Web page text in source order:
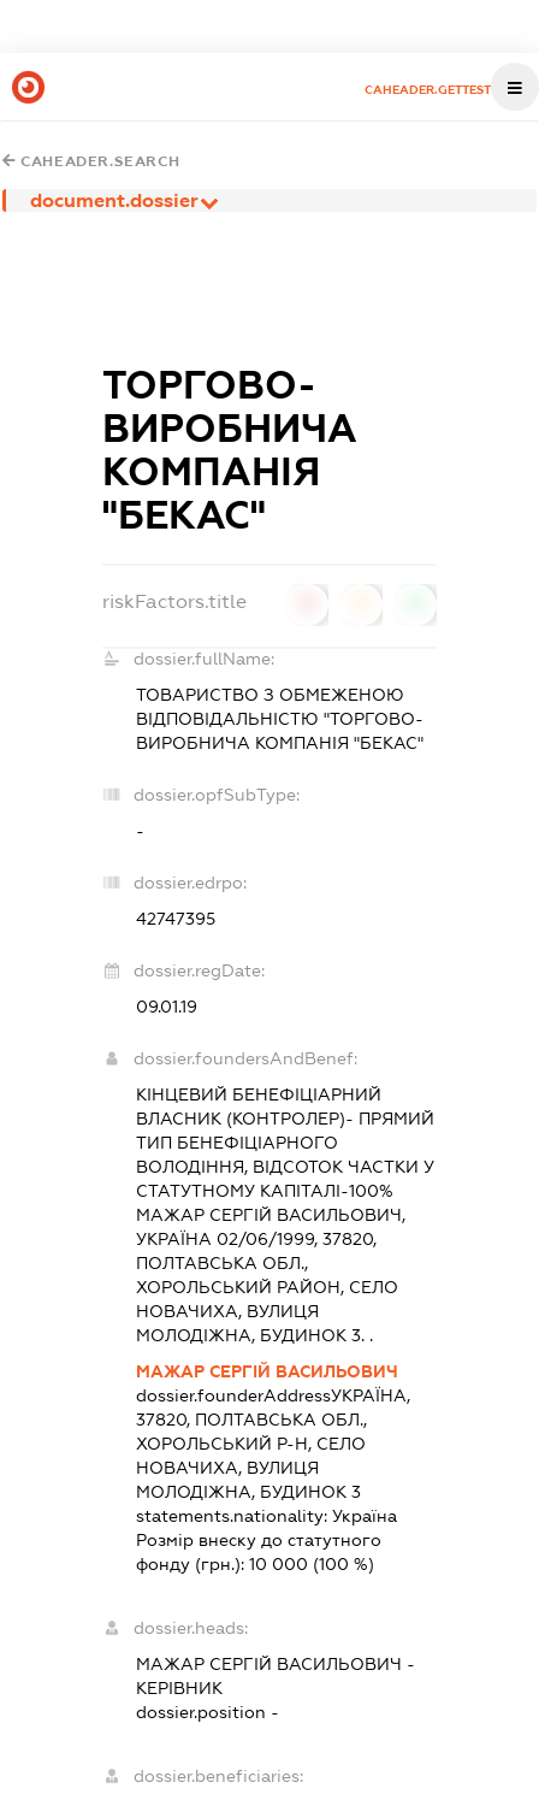
CAHEADER.GETTEST
CAHEADER.SEARCH
document.dossier
ТОРГОВО-
ВИРОБНИЧА
КОМПАНІЯ
"БЕКАС"
riskFactors.title
dossier.fullName:
ТОВАРИСТВО З ОБМЕЖЕНОЮ
ВІДПОВІДАЛЬНІСТЮ "ТОРГОВО-
ВИРОБНИЧА КОМПАНІЯ "БЕКАС"
dossier.opfSubType:
-
dossier.edrpo:
42747395
dossier.regDate:
09.01.19
dossier.foundersAndBenef:
КІНЦЕВИЙ БЕНЕФІЦІАРНИЙ
ВЛАСНИК (КОНТРОЛЕР)- ПРЯМИЙ
ТИП БЕНЕФІЦІАРНОГО
ВОЛОДІННЯ, ВІДСОТОК ЧАСТКИ У
СТАТУТНОМУ КАПІТАЛІ-100%
МАЖАР СЕРГІЙ ВАСИЛЬОВИЧ,
УКРАЇНА 02/06/1999, 37820,
ПОЛТАВСЬКА ОБЛ.,
ХОРОЛЬСЬКИЙ РАЙОН, СЕЛО
НОВАЧИХА, ВУЛИЦЯ
МОЛОДІЖНА, БУДИНОК 3. .
МАЖАР СЕРГІЙ ВАСИЛЬОВИЧ
dossier.founderAddressУКРАЇНА,
37820, ПОЛТАВСЬКА ОБЛ.,
ХОРОЛЬСЬКИЙ Р-Н, СЕЛО
НОВАЧИХА, ВУЛИЦЯ
МОЛОДІЖНА, БУДИНОК 3
statements.nationality:Україна
Розмір внеску до статутного
фонду (грн.):10 000 (100 %)
dossier.heads:
МАЖАР СЕРГІЙ ВАСИЛЬОВИЧ -
КЕРІВНИК
dossier.position -
dossier.beneficiaries: